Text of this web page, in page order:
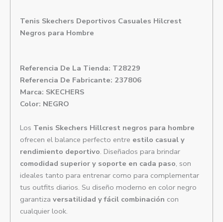
Tenis Skechers Deportivos Casuales Hilcrest
Negros para Hombre
Referencia De La Tienda: T28229
Referencia De Fabricante: 237806
Marca: SKECHERS
Color: NEGRO
Los Tenis Skechers Hillcrest negros para hombre
ofrecen el balance perfecto entre estilo casual y
rendimiento deportivo. Diseñados para brindar
comodidad superior y soporte en cada paso, son
ideales tanto para entrenar como para complementar
tus outfits diarios. Su diseño moderno en color negro
garantiza versatilidad y fácil combinación con
cualquier look.